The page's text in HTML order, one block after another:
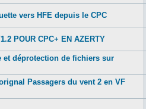
vers HFE depuis le CPC
POUR CPC+ EN AZERTY
et déprotection de fichiers sur
Passagers du vent 2 en VF